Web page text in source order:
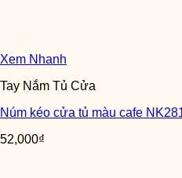
Xem Nhanh
Tay Nắm Tủ Cửa
Núm kéo cửa tủ màu cafe
52,000₫